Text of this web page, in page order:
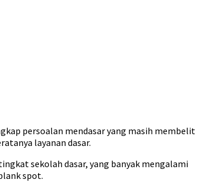
persoalan mendasar yang masih membelit
layanan dasar.
sekolah dasar, yang banyak mengalami
spot.